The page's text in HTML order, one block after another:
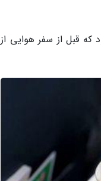
قبل از سفر هوایی از